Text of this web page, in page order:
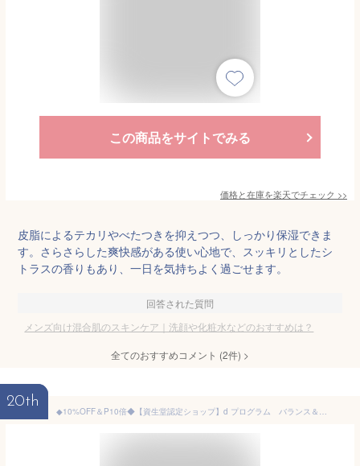
この商品をサイトでみる
価格と在庫を楽天でチェック >>
皮脂によるテカリやべたつきを抑えつつ、しっかり保湿できま
す。さらさらした爽快感がある使い心地で、スッキリとしたシ
トラスの香りもあり、一日を気持ちよく過ごせます。
回答された質問
メンズ向け混合肌のスキンケア｜洗顔や化粧水などのおすすめは？
全てのおすすめコメント (2件) >
20th
◆10%OFF＆P10倍◆【資生堂認定ショップ】d プログラム バランス＆アクネケア ローション EX 2個セット｜資生堂 シセイドウ｜化粧水｜毛穴目立ち ニキビ予防｜薬用 敏感肌用｜脂性肌 混合肌｜